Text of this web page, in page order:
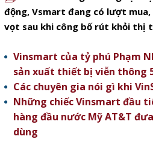
động, Vsmart đang có lượt
vọt sau khi công bố rút khỏi thị
Vinsmart của tỷ phú Phạm
sản xuất thiết bị viễn thông
Các chuyên gia nói gì khi
Những chiếc Vinsmart đầu
hàng đầu nước Mỹ AT&T
dùng